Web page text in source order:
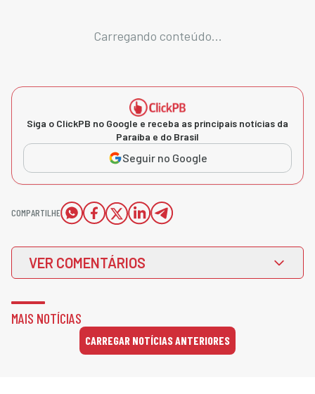
Carregando conteúdo...
Siga o ClickPB no Google e receba as principais notícias da
Paraíba e do Brasil
Seguir no Google
COMPARTILHE
VER COMENTÁRIOS
MAIS NOTÍCIAS
CARREGAR NOTÍCIAS ANTERIORES